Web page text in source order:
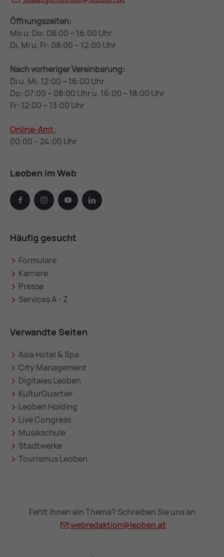
Öffnungszeiten:
Mo u. Do: 08:00 – 16:00 Uhr
Di, Mi u. Fr: 08:00 – 12:00 Uhr
Nach vorheriger Vereinbarung:
Di u. Mi: 12:00 – 16:00 Uhr
Do: 07:00 – 08:00 Uhr u. 16:00 – 18:00 Uhr
Fr: 12:00 – 13:00 Uhr
Online-Amt:
00:00 – 24:00 Uhr
Leoben im Web
facebook instagramyoutube linkedin
Häufig gesucht
Formulare
Karriere
Presse
Services A - Z
Verwandte Seiten
Asia Hotel & Spa
City Management
Digitales Leoben
KulturQuartier
Leoben Holding
Live Congress
Musikschule
Stadtwerke
Tourismus Leoben
Fehlt Ihnen ein Thema? Schreiben Sie uns an
webredaktion@leoben.at